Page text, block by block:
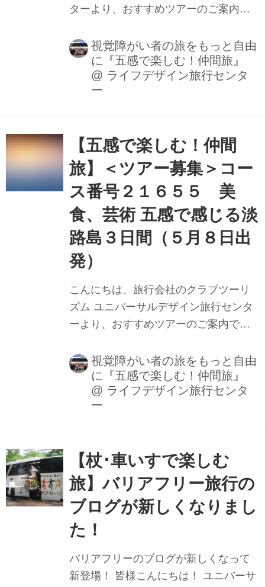
ターより、おすすめツアーのご案内で
島 世界遺産小笠原諸島 チチジマとハハ
ジマを巡る６日間です。ツアーのおす
すめポイントは、（１）平成２８年に
リニューアルしたおがさわら丸は段差
きが必要な方には、現地手引きをご紹
介します。（３）ハハジマにもいきま
す。ご興味があるかたは、担当の伴流
（ばんりゅう）までお電話お待ちして
います。（電話０３－５３２３－６９
１５） 以下、ツアーの概要です。
視覚障がい者の旅をもっと自由
に『五感で楽しむ！仲間旅』
@ ライフデザイン旅行センタ
ー
【五感で楽しむ！仲間
旅】＜ツアー募集＞コー
ス番号２１６５５ 美
食、芸術 五感で感じる淡
路島３日間（５月８日出
発）
こんにちは、旅行会社のクラブツーリ
ズム ユニバーサルデザイン旅行センタ
ーより、おすすめツアーのご案内で
五感で感じる淡路島３日間です。 当ツ
アーのおすすめポイントは、あまり単
体で訪れることの少ない淡路島に焦点
を当て、地元の食材をつかった料理を
足を伸ばします。２日目に訪れる奇跡
の星の植物館は六千七百平方メートル
の日本最大級の植物館で、アロエ・デ
ィコトマをはじめ、世界の珍しい植物
がいっぱいです。８つの展示室では、
ーマごとに繰り広げられるフラワーシ
ョーや、花...
視覚障がい者の旅をもっと自由
に『五感で楽しむ！仲間旅』
@ ライフデザイン旅行センタ
ー
【杖･車いすで楽しむ
旅】バリアフリー旅行の
ブログが新しくなりまし
た！
バリアフリーのブログが新しくなって
新登場！ 皆様こんにちは！ ユニバーサ